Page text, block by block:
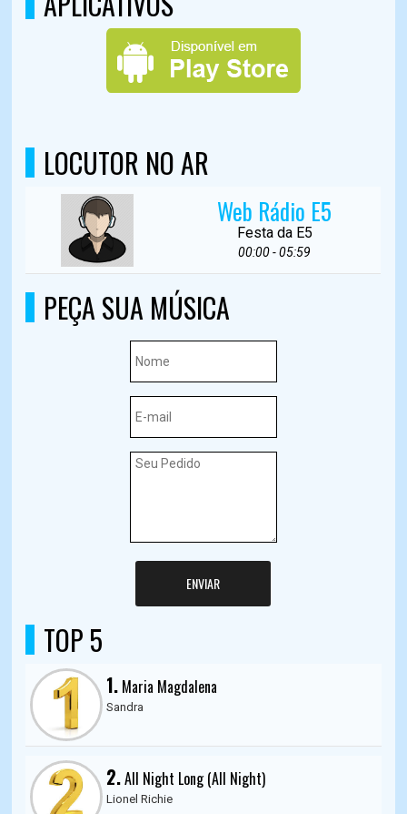
LOCUTOR NO AR
Web Rádio E5
Festa da E5
00:00 - 05:59
PEÇA SUA MÚSICA
ENVIAR
TOP 5
1. Maria Magdalena
Sandra
2.All Night Long (All Night)
Lionel Richie